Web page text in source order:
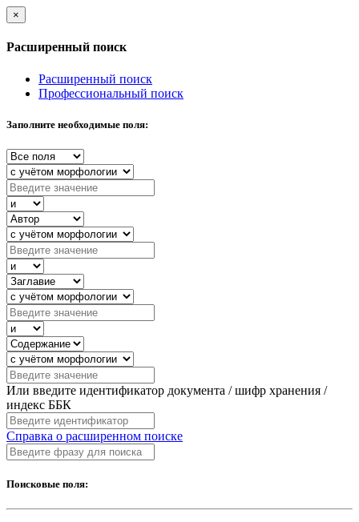
×
Расширенный поиск
Расширенный поиск
Профессиональный поиск
Заполните необходимые поля:
Или введите идентификатор документа / шифр хранения /
индекс ББК
Справка о расширенном поиске
Поисковые поля: